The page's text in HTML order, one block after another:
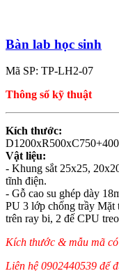
Bàn lab học sinh
Mã SP: TP-LH2-07
Thông số kỹ thuật
Kích thước:
D1200xR500xC750+400
Vật liệu:
- Khung sắt 25x25,
tĩnh điện.
- Gỗ cao su ghép dày
PU 3 lớp chống trầy Mặt
trên ray bi, 2 đế CPU treo
Kích thước & mẫu mã
Liên hệ 0902440539 để